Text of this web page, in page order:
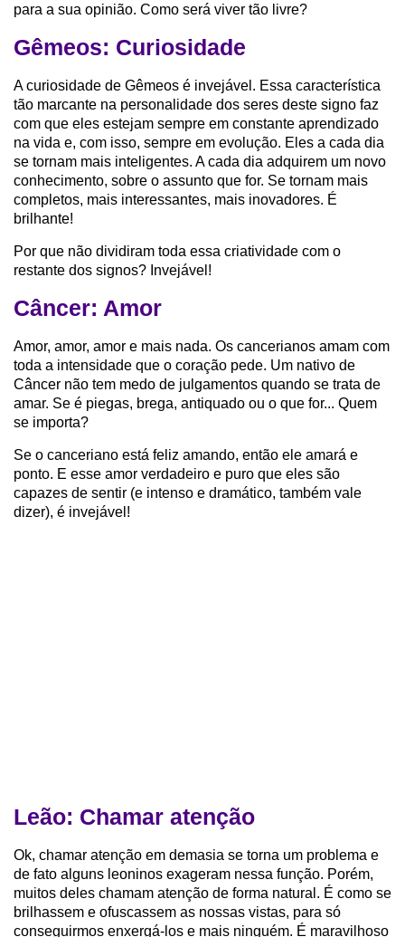
para a sua opinião. Como será viver tão livre?
Gêmeos: Curiosidade
A curiosidade de Gêmeos é invejável. Essa característica
tão marcante na personalidade dos seres deste signo faz
com que eles estejam sempre em constante aprendizado
na vida e, com isso, sempre em evolução. Eles a cada dia
se tornam mais inteligentes. A cada dia adquirem um novo
conhecimento, sobre o assunto que for. Se tornam mais
completos, mais interessantes, mais inovadores. É
brilhante!
Por que não dividiram toda essa criatividade com o
restante dos signos? Invejável!
Câncer: Amor
Amor, amor, amor e mais nada. Os cancerianos amam com
toda a intensidade que o coração pede. Um nativo de
Câncer não tem medo de julgamentos quando se trata de
amar. Se é piegas, brega, antiquado ou o que for... Quem
se importa?
Se o canceriano está feliz amando, então ele amará e
ponto. E esse amor verdadeiro e puro que eles são
capazes de sentir (e intenso e dramático, também vale
dizer), é invejável!
Leão: Chamar atenção
Ok, chamar atenção em demasia se torna um problema e
de fato alguns leoninos exageram nessa função. Porém,
muitos deles chamam atenção de forma natural. É como se
brilhassem e ofuscassem as nossas vistas, para só
conseguirmos enxergá-los e mais ninguém. É maravilhoso